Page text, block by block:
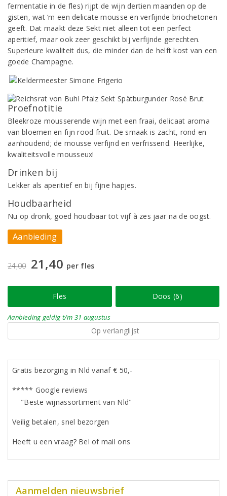
fermentatie in de fles) rijpt de wijn dertien maanden op de
gisten, wat ‘m een delicate mousse en verfijnde briochetonen
geeft. Dat maakt deze Sekt niet alleen tot een perfect
aperitief, maar ook zeer geschikt bij verfijnde gerechten.
Superieure kwaliteit dus, die minder dan de helft kost van een
goede Champagne.
Proefnotitie
Bleekroze mousserende wijn met een fraai, delicaat aroma
van bloemen en fijn rood fruit. De smaak is zacht, rond en
aanhoudend; de mousse verfijnd en verfrissend. Heerlijke,
kwaliteitsvolle mousseux!
Drinken bij
Lekker als aperitief en bij fijne hapjes.
Houdbaarheid
Nu op dronk, goed houdbaar tot vijf à zes jaar na de oogst.
Aanbieding
24,00 21,40 per fles
Fles Doos (6)
Aanbieding geldig t/m 31 augustus
Op verlanglijst
Gratis bezorging in Nld vanaf € 50,-
***** Google reviews
"Beste wijnassortiment van Nld"
Veilig betalen, snel bezorgen
Heeft u een vraag? Bel of mail ons
Aanmelden nieuwsbrief